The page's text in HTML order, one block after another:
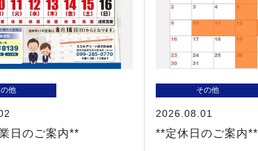
他
日のご案内**
その他
2026.08.01
**定休日のご案内**